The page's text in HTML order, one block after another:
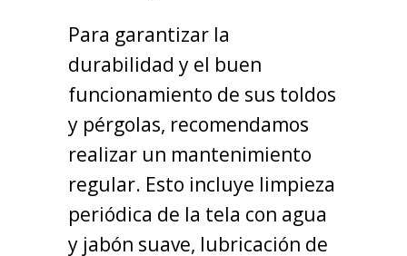
Para garantizar la
durabilidad y el buen
funcionamiento de sus toldos
y pérgolas, recomendamos
realizar un mantenimiento
regular. Esto incluye limpieza
periódica de la tela con agua
y jabón suave, lubricación de